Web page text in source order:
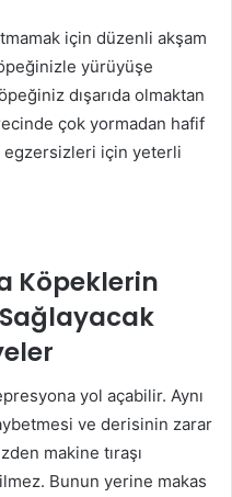
için düzenli akşam
yürüyüşe
dışarıda olmaktan
çok yormadan hafif
için yeterli
yol açabilir. Aynı
ve derisinin zarar
makine tıraşı
Bunun yerine makas